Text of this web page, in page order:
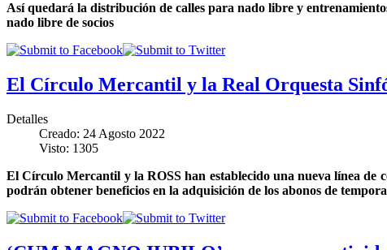
Así quedará la distribución de calles para nado libre y
nado libre de socios
El Círculo Mercantil y la Real Orquesta
Detalles
Creado: 24 Agosto 2022
Visto: 1305
El Círculo Mercantil y la ROSS han establecido una nueva línea de
podrán obtener beneficios en la adquisición de los abonos de